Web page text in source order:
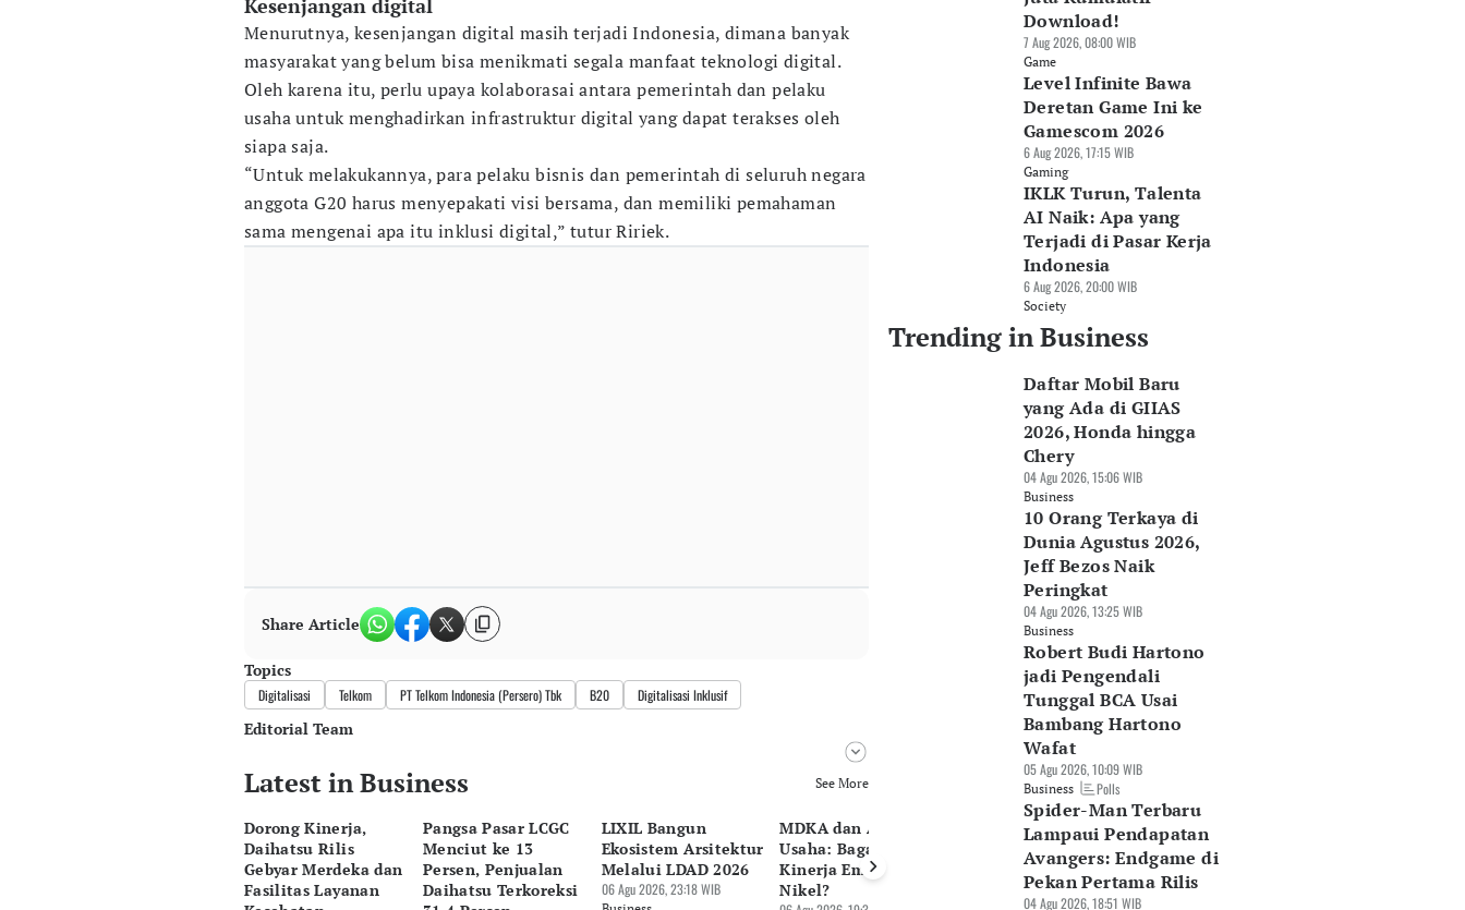
Kesenjangan digital
Menurutnya, kesenjangan digital masih terjadi Indonesia, dimana banyak
masyarakat yang belum bisa menikmati segala manfaat teknologi digital.
Oleh karena itu, perlu upaya kolaborasai antara pemerintah dan pelaku
usaha untuk menghadirkan infrastruktur digital yang dapat terakses oleh
siapa saja.
“Untuk melakukannya, para pelaku bisnis dan pemerintah di seluruh negara
anggota G20 harus menyepakati visi bersama, dan memiliki pemahaman
sama mengenai apa itu inklusi digital,” tutur Ririek.
Share Article
Topics
Digitalisasi Telkom PT Telkom Indonesia (Persero) Tbk B20 Digitalisasi Inklusif
Editorial Team
Editor
Bayu Satito
Editor
Ekarina .
Latest in Business See More
Dorong Kinerja,
Daihatsu Rilis
Gebyar Merdeka dan
Fasilitas Layanan
Pangsa Pasar LCGC
Menciut ke 13
Persen, Penjualan
Daihatsu Terkoreksi
LIXIL Bangun
Ekosistem Arsitektur
Melalui LDAD 2026
06 Agu 2026, 23:18 WIB
MDKA dan Anak
Usaha: Bagaimana
Kinerja Emas hingga
Nikel?
WMPP Berhasil
Kantongi Laba
Rp123 Miliar
Setelah Rugi Tahun
Menkeu Tunda Pajak
Pedagang
Marketplace hingga
November 2026
Download!
7 Aug 2026, 08:00 WIB
Game
Level Infinite Bawa
Deretan Game Ini ke
Gamescom 2026
6 Aug 2026, 17:15 WIB
Gaming
IKLK Turun, Talenta
AI Naik: Apa yang
Terjadi di Pasar Kerja
Indonesia
6 Aug 2026, 20:00 WIB
Society
Trending in Business
Daftar Mobil Baru
yang Ada di GIIAS
2026, Honda hingga
Chery
04 Agu 2026, 15:06 WIB
Business
10 Orang Terkaya di
Dunia Agustus 2026,
Jeff Bezos Naik
Peringkat
04 Agu 2026, 13:25 WIB
Business
Robert Budi Hartono
jadi Pengendali
Tunggal BCA Usai
Bambang Hartono
Wafat
05 Agu 2026, 10:09 WIB
Business Polls
Spider-Man Terbaru
Lampaui Pendapatan
Avangers: Endgame di
Pekan Pertama Rilis
04 Agu 2026, 18:51 WIB